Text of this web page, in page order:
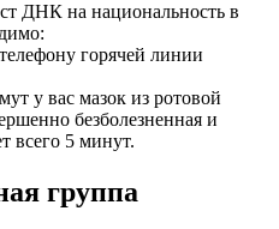
ДНК на национальность в
горячей линии
у вас мазок из ротовой
безболезненная и
всего 5 минут.
группа